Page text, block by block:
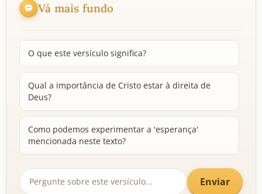
Vá mais fundo
O que este versículo significa?
Qual a importância de Cristo estar à direita de
Deus?
Como podemos experimentar a 'esperança'
mencionada neste texto?
Enviar